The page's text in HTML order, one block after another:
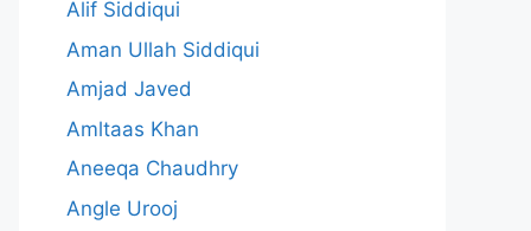
Alif Siddiqui
Aman Ullah Siddiqui
Amjad Javed
Amltaas Khan
Aneeqa Chaudhry
Angle Urooj